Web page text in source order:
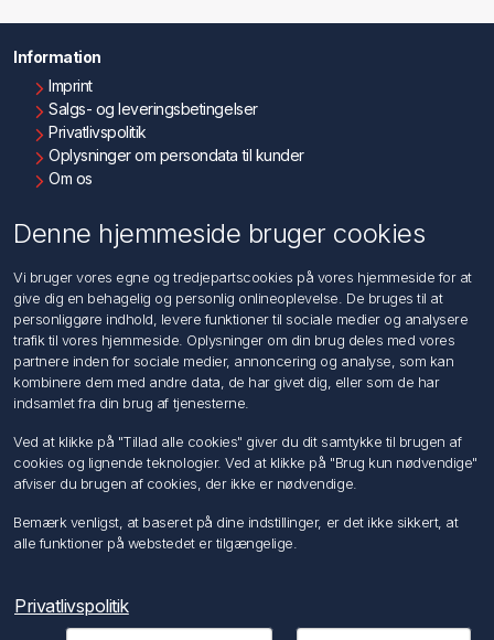
Information
Imprint
Salgs- og leveringsbetingelser
Privatlivspolitik
Oplysninger om persondata til kunder
Om os
Søg
Min konto
Min konto
Ordrer
Adresser
Ansøg om Sælger konto
Følg os
Denne hjemmeside bruger cookies
Vi bruger vores egne og tredjepartscookies på vores hjemmeside for at
give dig en behagelig og personlig onlineoplevelse. De bruges til at
personliggøre indhold, levere funktioner til sociale medier og analysere
trafik til vores hjemmeside. Oplysninger om din brug deles med vores
partnere inden for sociale medier, annoncering og analyse, som kan
kombinere dem med andre data, de har givet dig, eller som de har
indsamlet fra din brug af tjenesterne.
Ved at klikke på "Tillad alle cookies" giver du dit samtykke til brugen af
cookies og lignende teknologier. Ved at klikke på "Brug kun nødvendige"
afviser du brugen af cookies, der ikke er nødvendige.
Bemærk venligst, at baseret på dine indstillinger, er det ikke sikkert, at
alle funktioner på webstedet er tilgængelige.
Privatlivspolitik